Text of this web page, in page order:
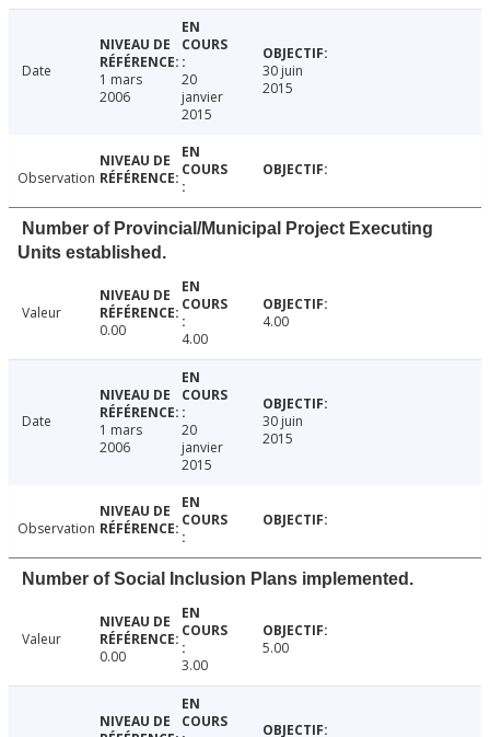
Date
1 mars
2006
20
janvier
2015
30 juin
2015
Observation
Number of Provincial/Municipal Project Executing
Units established.
Valeur
0.00
4.00
4.00
Date
1 mars
2006
20
janvier
2015
30 juin
2015
Observation
Number of Social Inclusion Plans implemented.
Valeur
0.00
3.00
5.00